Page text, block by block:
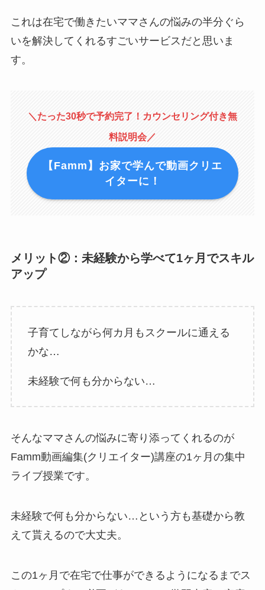
これは在宅で働きたいママさんの悩みの半分ぐら
いを解決してくれるすごいサービスだと思いま
す。
＼たった30秒で予約完了！カウンセリング付き無
料説明会／
【Famm】お家で学んで動画クリエ
イターに！
メリット②：未経験から学べて1ヶ月でスキル
アップ
子育てしながら何カ月もスクールに通える
かな…
未経験で何も分からない…
そんなママさんの悩みに寄り添ってくれるのが
Famm動画編集(クリエイター)講座の1ヶ月の集中
ライブ授業です。
未経験で何も分からない…という方も基礎から教
えて貰えるので大丈夫。
この1ヶ月で在宅で仕事ができるようになるまでス